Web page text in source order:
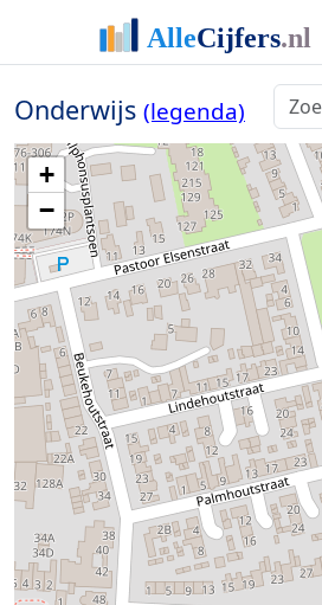
Onderwijs (legenda)
+
−